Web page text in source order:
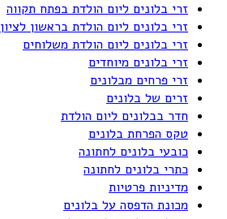
זרי בלונים ליום הולדת בפתח תקווה
זרי בלונים ליום הולדת בראשון לציון
זרי בלונים ליום הולדת משלוחים
זרי בלונים מיוחדים
זרי פרחים מבלונים
זרים של בלונים
חדר בבלונים ליום הולדת
טקס הפרחת בלונים
כובעי בלונים לחתונה
כתרי בלונים לחתונה
מדיניות פרטיות
מכונת הדפסה על בלונים